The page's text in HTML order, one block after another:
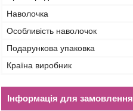
Наволочка
Особливість наволочок
Подарункова упаковка
Країна виробник
Інформація для замовлення